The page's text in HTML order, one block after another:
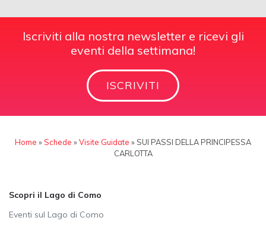
Iscriviti alla nostra newsletter e ricevi gli
eventi della settimana!
ISCRIVITI
Home »Schede »Visite Guidate » SUI PASSI DELLA PRINCIPESSA
CARLOTTA
Scopri il Lago di Como
Eventi sul Lago di Como